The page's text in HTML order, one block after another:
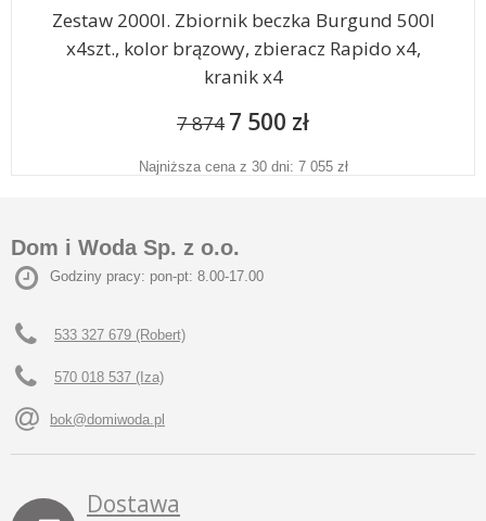
Zestaw 2000l. Zbiornik beczka Burgund 500l
x4szt., kolor brązowy, zbieracz Rapido x4,
kranik x4
7 874 7 500 zł
Najniższa cena z 30 dni: 7 055 zł
Dom i Woda Sp. z o.o.
Godziny pracy: pon-pt: 8.00-17.00
533 327 679 (Robert)
570 018 537 (Iza)
bok@domiwoda.pl
Dostawa